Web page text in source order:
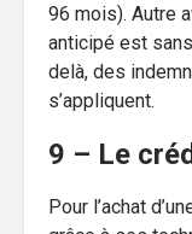
96 mois). Autre
anticipé est
delà, des
s’appliquent.
9 – Le
Pour l’achat